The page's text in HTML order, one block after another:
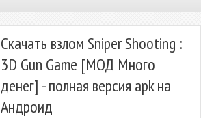
Скачать взлом Sniper Shooting :
3D Gun Game [МОД Много
денег] - полная версия apk на
Андроид